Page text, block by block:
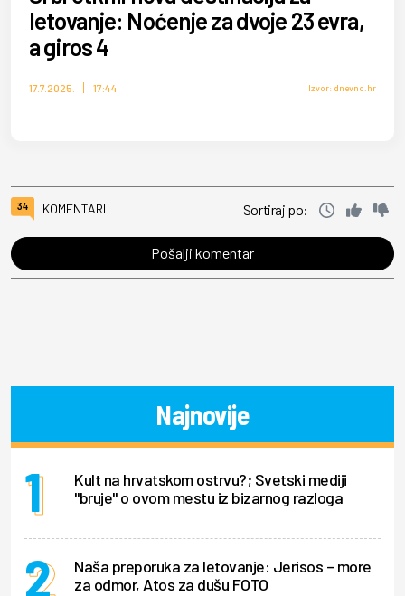
letovanje: Noćenje za dvoje 23 evra,
a giros 4
17.7.2025. 17:44 Izvor: dnevno.hr
34 KOMENTARI Sortiraj po:
Pošalji komentar
Najnovije
Kult na hrvatskom ostrvu?; Svetski mediji
"bruje" o ovom mestu iz bizarnog razloga
Naša preporuka za letovanje: Jerisos – more
za odmor, Atos za dušu FOTO